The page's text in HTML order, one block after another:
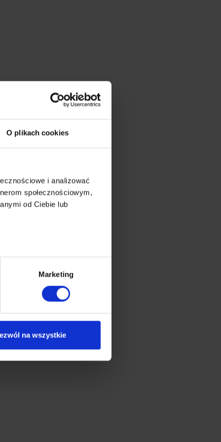
O plikach cookies
i analizować
społecznościowym,
od Ciebie lub
Marketing
na wszystkie